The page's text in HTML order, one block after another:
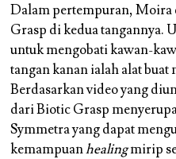
Dalam pertempuran,
Grasp di kedua tangannya.
untuk mengobati kawan-
tangan kanan ialah alat
Berdasarkan video yang
dari Biotic Grasp
Symmetra yang dapat
kemampuanhealingmirip